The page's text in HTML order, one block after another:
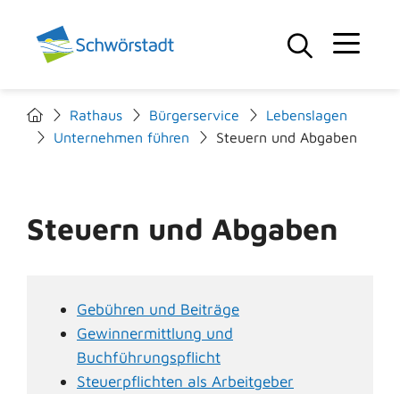
Rathaus Bürgerservice
Lebenslagen
Unternehmen führen
Steuern und Abgaben
Steuern und Abgaben
Gebühren und Beiträge
Gewinnermittlung und
Buchführungspflicht
Steuerpflichten als Arbeitgeber